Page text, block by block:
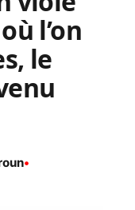
l’on
le
•